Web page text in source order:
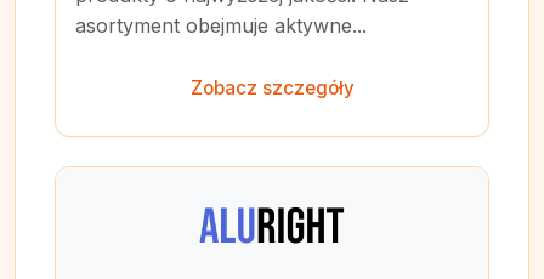
asortyment obejmuje aktywne...
Zobacz szczegóły